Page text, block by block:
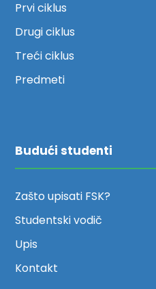
Prvi ciklus
Drugi ciklus
Treći ciklus
Predmeti
Budući studenti
Zašto upisati FSK?
Studentski vodič
Upis
Kontakt